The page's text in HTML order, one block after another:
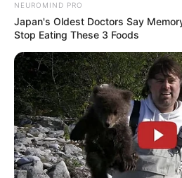
Eszter maradt. Először az
csomagolt, papírmunkát
fogadott. Aztán visszament
tanfolyamokra, majd szociális
Végül az alapítvány egyik
róla a Nők Lapja
sőt a parlamentbe is, ahol
NEUROMIND PRO
Japan's Oldest Doctors Say
Stop Eating These 3 Foods